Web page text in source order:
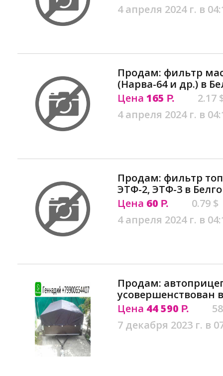
4 апреля 2024 г. в
Продам: фильтр
(Нарва-64 и др.) в
Цена 165 Р.
2.17
4 апреля 2024 г. в
Продам: фильтр
ЭТФ-2, ЭТФ-3 в
Цена 60 Р.
0.79 $
4 апреля 2024 г. в
Продам:
усовершенствован
Цена 44 590 Р.
7 декабря 2023 г. в